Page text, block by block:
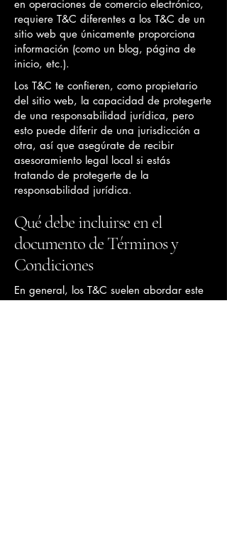
en operaciones de comercio electrónico,
requiere T&C diferentes a los T&C de un
sitio web que únicamente proporciona
información (como un blog, página de
inicio, etc.).
Los T&C te confieren, como propietario
del sitio web, la capacidad de protegerte
de una responsabilidad jurídica, pero
esto puede diferir de una jurisdicción a
otra, así que asegúrate de recibir
asesoramiento legal local si estás
tratando de protegerte de la
responsabilidad jurídica.
Qué debe incluirse en el
documento de Términos y
Condiciones
En general, los T&C suelen abordar este
tipo de cuestiones: quién está autorizado